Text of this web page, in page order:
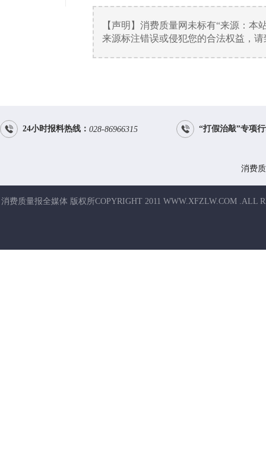
【声明】消费质量网未标有“来源：
来源标注错误或侵犯您的合法权益，
 24小时报料热线： 028-86966315  “打假治敲”专项
消费
消费质量报全媒体 版权所COPYRIGHT 2011 WWW.XFZLW.COM .ALL